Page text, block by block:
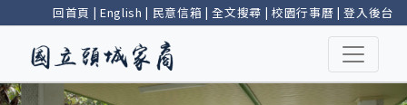
回首頁 | English | 民意信箱 |全文搜尋 | 校園行事曆 |登入後台